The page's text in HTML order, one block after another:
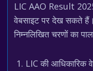
LIC AAO Result
वेबसाइट पर देख सकते
निम्नलिखित चरणों का
LIC की आधिकारिक